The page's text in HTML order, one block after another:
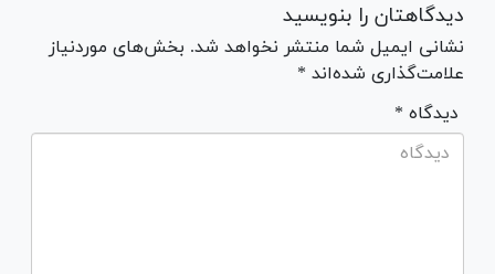
دیدگاهتان را بنویسید
نشانی ایمیل شما منتشر نخواهد شد. بخش‌های موردنیاز
علامت‌گذاری شده‌اند *
* دیدگاه